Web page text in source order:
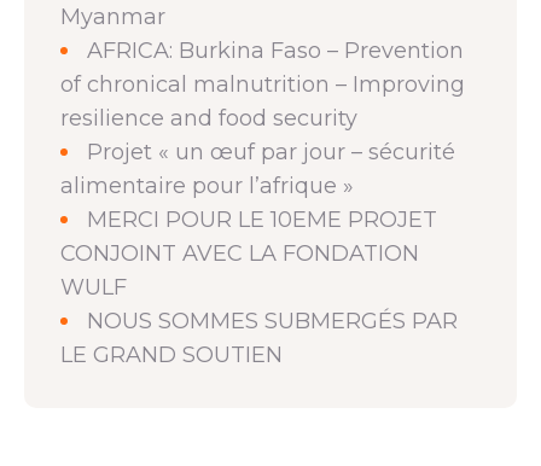
Myanmar
AFRICA: Burkina Faso – Prevention
of chronical malnutrition – Improving
resilience and food security
Projet « un œuf par jour – sécurité
alimentaire pour l’afrique »
MERCI POUR LE 10EME PROJET
CONJOINT AVEC LA FONDATION
WULF
NOUS SOMMES SUBMERGÉS PAR
LE GRAND SOUTIEN